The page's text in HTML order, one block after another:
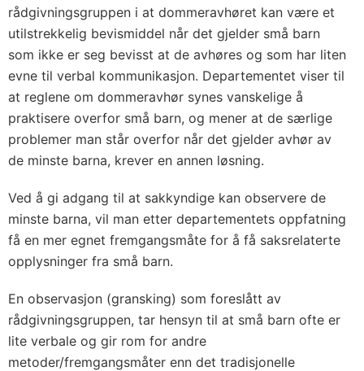
rådgivningsgruppen i at dommeravhøret kan være et
utilstrekkelig bevismiddel når det gjelder små barn
som ikke er seg bevisst at de avhøres og som har liten
evne til verbal kommunikasjon. Departementet viser til
at reglene om dommeravhør synes vanskelige å
praktisere overfor små barn, og mener at de særlige
problemer man står overfor når det gjelder avhør av
de minste barna, krever en annen løsning.
Ved å gi adgang til at sakkyndige kan observere de
minste barna, vil man etter departementets oppfatning
få en mer egnet fremgangsmåte for å få saksrelaterte
opplysninger fra små barn.
En observasjon (gransking) som foreslått av
rådgivningsgruppen, tar hensyn til at små barn ofte er
lite verbale og gir rom for andre
metoder/fremgangsmåter enn det tradisjonelle